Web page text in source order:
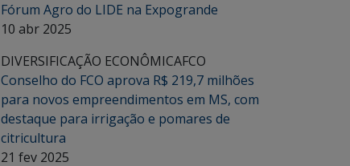
Fórum Agro do LIDE na Expogrande
10 abr 2025
DIVERSIFICAÇÃO ECONÔMICAFCO
Conselho do FCO aprova R$ 219,7 milhões
para novos empreendimentos em MS, com
destaque para irrigação e pomares de
citricultura
21 fev 2025